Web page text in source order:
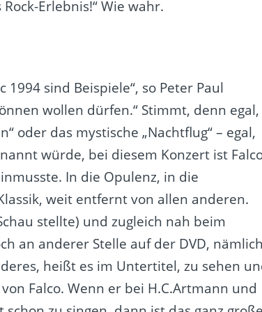
Erlebnis!“ Wie wahr.
sind Beispiele“, so Peter Paul
wollen dürfen.“ Stimmt, denn egal,
oder das mystische „Nachtflug“ – egal,
würde, bei diesem Konzert ist
In die Opulenz, in die
weit entfernt von allen anderen.
stellte) und zugleich nah beim
an anderer Stelle auf der DVD, nämlich
heißt es im Untertitel, zu sehen
Falco. Wenn er bei H.C.Artmann und